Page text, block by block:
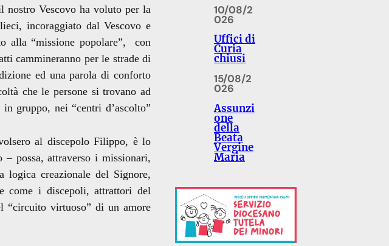
nostro Vescovo ha voluto per la
incoraggiato dal Vescovo e
alla “missione popolare”, con
cammineranno per le strade di
ed una parola di conforto
che le persone si trovano ad
gruppo, nei “centri d’ascolto”
al discepolo Filippo, è lo
possa, attraverso i missionari,
logica creazionale del Signore,
come i discepoli, attrattori del
“circuito virtuoso” di un amore
10/08/2
026
Uffici di
Curia
chiusi
15/08/2
026
Assunzi
one
della
Beata
Vergine
Maria